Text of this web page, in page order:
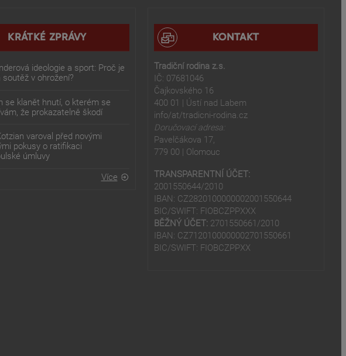
KRÁTKÉ ZPRÁVY
ideologie a sport: Proč je
soutěž v ohrožení?
se klanět hnutí, o kterém se
že prokazatelně škodí
varoval před novými
pokusy o ratifikaci
úmluvy
Více
KONTAKT
Tradiční rodina z.s.
IČ: 07681046
Čajkovského 16
400 01 | Ústí nad Labem
info/at/tradicni-rodina.cz
Doručovací adresa:
Pavelčákova 17,
779 00 | Olomouc
TRANSPARENTNÍ ÚČET:
2001550644/2010
IBAN: CZ2820100000002001550644
BIC/SWIFT: FIOBCZPPXXX
BĚŽNÝ ÚČET:2701550661/2010
IBAN: CZ7120100000002701550661
BIC/SWIFT: FIOBCZPPXX